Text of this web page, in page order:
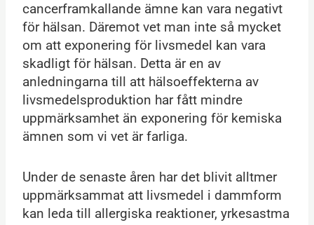
cancerframkallande ämne kan vara negativt
för hälsan. Däremot vet man inte så mycket
om att exponering för livsmedel kan vara
skadligt för hälsan. Detta är en av
anledningarna till att hälsoeffekterna av
livsmedelsproduktion har fått mindre
uppmärksamhet än exponering för kemiska
ämnen som vi vet är farliga.
Under de senaste åren har det blivit alltmer
uppmärksammat att livsmedel i dammform
kan leda till allergiska reaktioner, yrkesastma